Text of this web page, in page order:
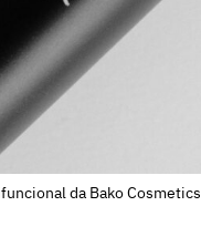
da Bako Cosmetics